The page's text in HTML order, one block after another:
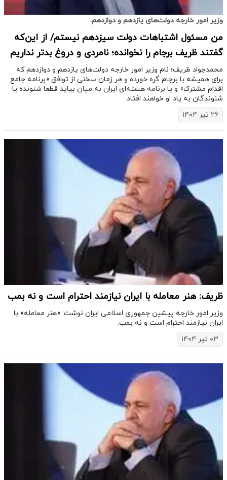
وزیر امور خارجه دولت‌های یازدهم و دوازدهم:
من مسئول اشتباهات دولت سیزدهم نیستم/ از این‌که
گفتند ظریف برجام را نخوانده؛ نامردی و دروغ بدتر نداریم
محمدجواد ظریف؛ نام وزیر امور خارجه دولت‌های یازدهم و دوازدهم که
برای همیشه با برجام گره خورده و هر زمان سخنی از توافق «برنامه جامع
اقدام مشترک» و یا برنامه هسته‌ای ایران به میان بیاید قطعا شنونده یا
شنوندگان به یاد او خواهند افتاد.
۲۶ تیر ۱۴۰۴
ظریف: هنر معامله با ایران نیازمند احترام است و نه بمب
وزیر امور خارجه پیشین جمهوری اسلامی ایران نوشت: «هنر معامله» با
ایران نیازمند احترام است و نه بمب.
۰۳ تیر ۱۴۰۴